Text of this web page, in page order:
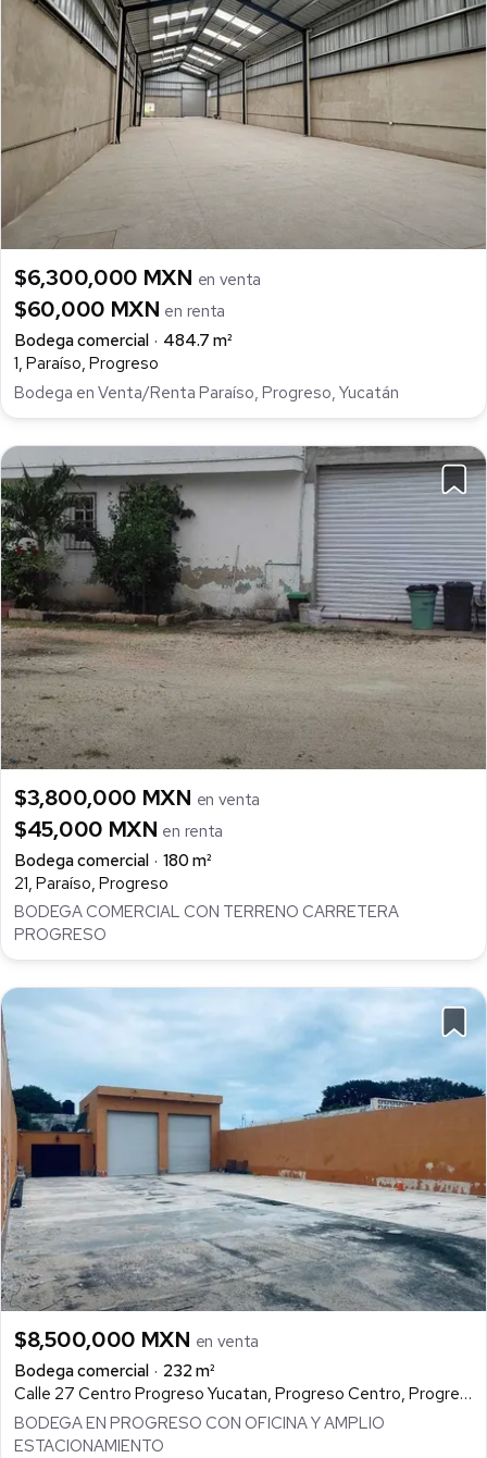
$6,300,000 MXN en venta
$60,000 MXN en renta
Bodega comercial
484.7 m²
1, Paraíso, Progreso
Bodega en Venta/Renta Paraíso, Progreso, Yucatán
$3,800,000 MXN en venta
$45,000 MXN en renta
Bodega comercial
180 m²
21, Paraíso, Progreso
BODEGA COMERCIAL CON TERRENO CARRETERA
PROGRESO
$8,500,000 MXN en venta
Bodega comercial
232 m²
Calle 27 Centro Progreso Yucatan, Progreso Centro, Progreso
BODEGA EN PROGRESO CON OFICINA Y AMPLIO
ESTACIONAMIENTO